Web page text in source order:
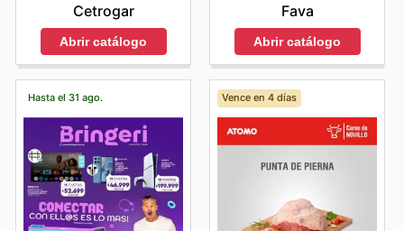
Cetrogar
Abrir catálogo
Fava
Abrir catálogo
Hasta el 31 ago. Vence en 4 días